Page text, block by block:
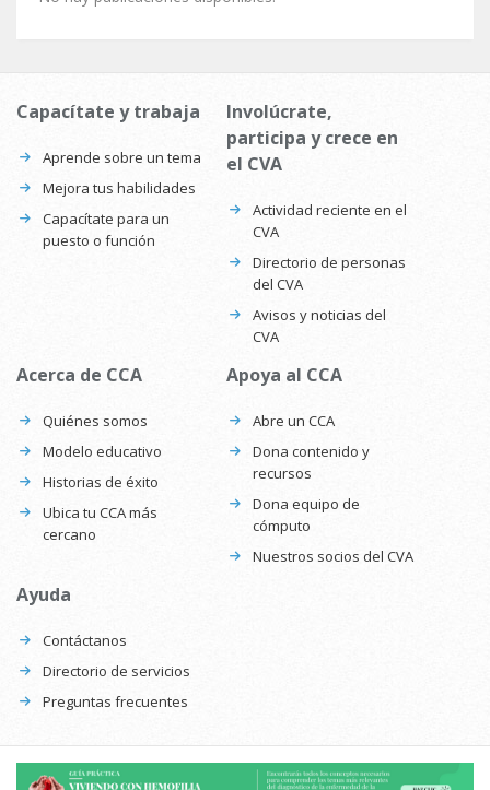
Capacítate y trabaja
Aprende sobre un tema
Mejora tus habilidades
Capacítate para un
puesto o función
Involúcrate,
participa y crece en
el CVA
Actividad reciente en el
CVA
Directorio de personas
del CVA
Avisos y noticias del
CVA
Acerca de CCA
Quiénes somos
Modelo educativo
Historias de éxito
Ubica tu CCA más
cercano
Apoya al CCA
Abre un CCA
Dona contenido y
recursos
Dona equipo de
cómputo
Nuestros socios del CVA
Ayuda
Contáctanos
Directorio de servicios
Preguntas frecuentes